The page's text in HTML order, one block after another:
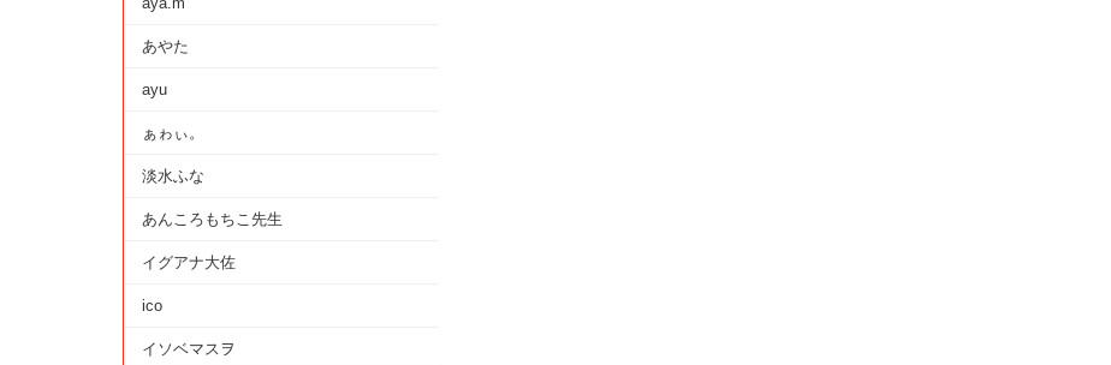
あやた
ayu
ぁゎぃ。
淡水ふな
あんころもちこ先生
イグアナ大佐
ico
イソベマスヲ